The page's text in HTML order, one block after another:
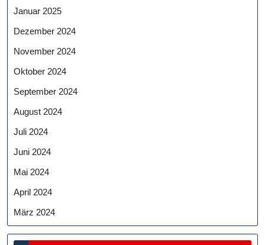
Januar 2025
Dezember 2024
November 2024
Oktober 2024
September 2024
August 2024
Juli 2024
Juni 2024
Mai 2024
April 2024
März 2024